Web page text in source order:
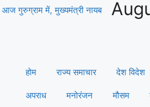
आज गुरुग्राम में, मुख्यमंत्री नायब
होम राज्य समाचार देश विदेश
अपराध मनोरंजन मौसम